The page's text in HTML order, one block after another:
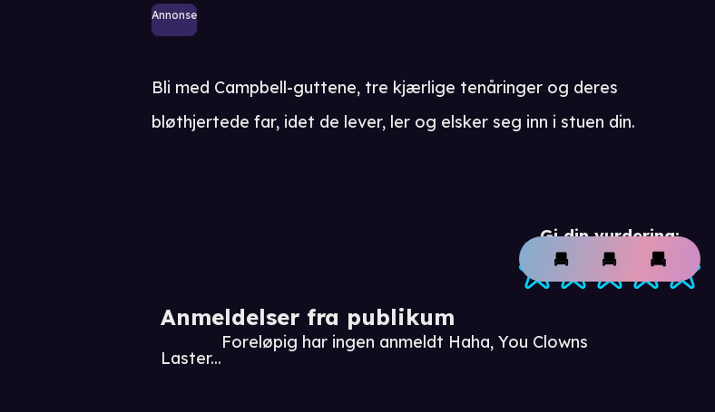
Annonse
Gi din vurdering:
Anmeldelser fra publikum
Laster...
Foreløpig har ingen anmeldt Haha, You Clowns
Bli med Campbell-guttene, tre kjærlige tenåringer og deres
bløthjertede far, idet de lever, ler og elsker seg inn i stuen din.